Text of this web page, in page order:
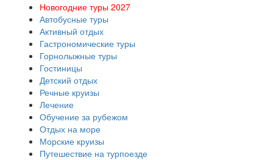
Новогодние туры 2027
Автобусные туры
Активный отдых
Гастрономические туры
Горнолыжные туры
Гостиницы
Детский отдых
Речные круизы
Лечение
Обучение за рубежом
Отдых на море
Морские круизы
Путешествие на турпоезде